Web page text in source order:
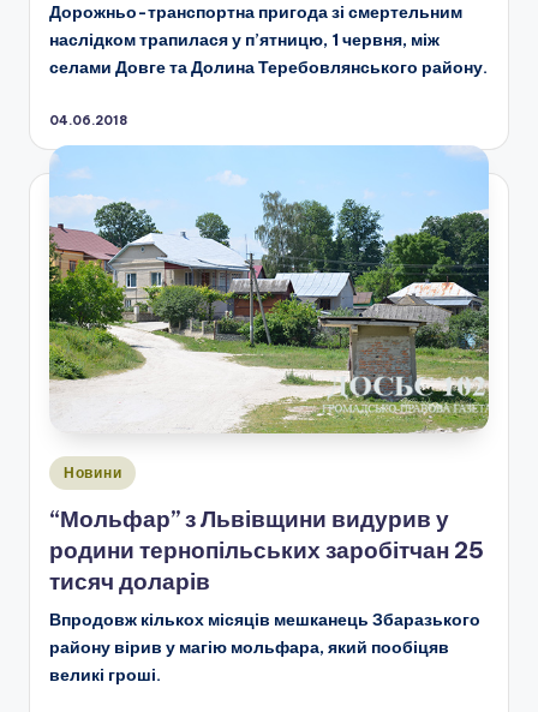
Дорожньо-транспортна пригода зі смертельним
наслідком трапилася у п’ятницю, 1 червня, між
селами Довге та Долина Теребовлянського району.
04.06.2018
Опубліковано
Новини
“Мольфар” з Львівщини видурив у
родини тернопільських заробітчан 25
тисяч доларів
Впродовж кількох місяців мешканець Збаразького
району вірив у магію мольфара, який пообіцяв
великі гроші.